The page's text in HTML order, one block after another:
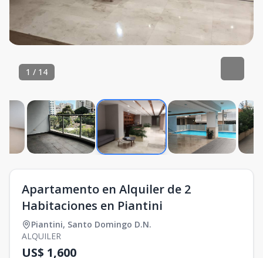
1 / 14
Apartamento en Alquiler de 2
Habitaciones en Piantini
Piantini, Santo Domingo D.N.
ALQUILER
US$ 1,600